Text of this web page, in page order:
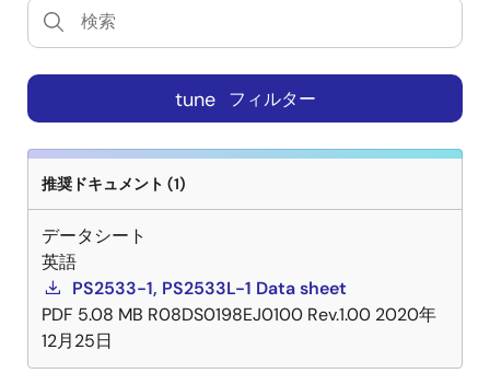
tune フィルター
推奨ドキュメント (1)
データシート
英語
PS2533-1, PS2533L-1 Data sheet
PDF 5.08 MB R08DS0198EJ0100 Rev.1.00 2020年
12月25日